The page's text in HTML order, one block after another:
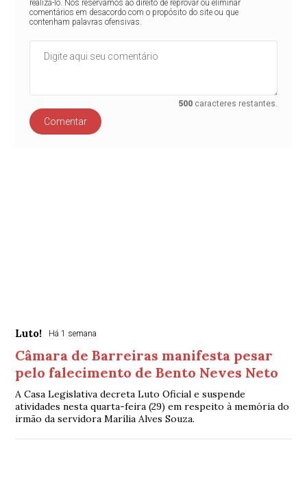
realizá-lo. Nos reservamos ao direito de reprovar ou eliminar
comentários em desacordo com o propósito do site ou que
contenham palavras ofensivas.
500 caracteres restantes.
Comentar
Luto! Há 1 semana
Câmara de Barreiras manifesta pesar
pelo falecimento de Bento Neves Neto
A Casa Legislativa decreta Luto Oficial e suspende
atividades nesta quarta-feira (29) em respeito à memória do
irmão da servidora Marília Alves Souza.